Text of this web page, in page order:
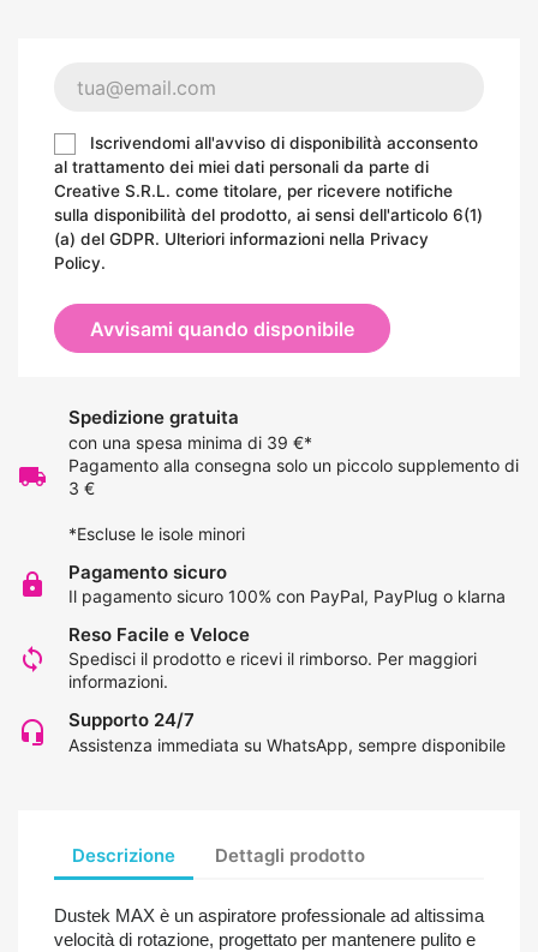
Iscrivendomi all'avviso di disponibilità acconsento
al trattamento dei miei dati personali da parte di
Creative S.R.L. come titolare, per ricevere notifiche
sulla disponibilità del prodotto, ai sensi dell'articolo 6(1)
(a) del GDPR. Ulteriori informazioni nella Privacy
Policy.
Avvisami quando disponibile
local_shipping
Spedizione gratuita
con una spesa minima di 39 €*
Pagamento alla consegna solo un piccolo supplemento di
3 €
*Escluse le isole minori
lock Pagamento sicuro
Il pagamento sicuro 100% con PayPal, PayPlug o klarna
loop
Reso Facile e Veloce
Spedisci il prodotto e ricevi il rimborso. Per maggiori
informazioni.
headset_mic Supporto 24/7
Assistenza immediata su WhatsApp, sempre disponibile
Descrizione Dettagli prodotto
Dustek MAX è un aspiratore professionale ad altissima
velocità di rotazione, progettato per mantenere pulito e